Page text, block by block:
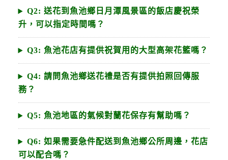
Q2: 送花到魚池鄉日月潭風景區的飯店慶祝榮
升，可以指定時間嗎？
Q3: 魚池花店有提供祝賀用的大型高架花籃嗎？
Q4: 請問魚池鄉送花禮是否有提供拍照回傳服
務？
Q5: 魚池地區的氣候對蘭花保存有幫助嗎？
Q6: 如果需要急件配送到魚池鄉公所周邊，花店
可以配合嗎？